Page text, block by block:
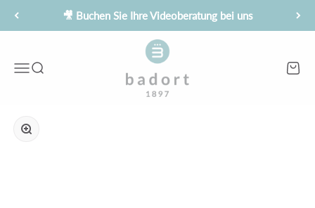
Zum Inhalt springen
🎥 Buchen Sie Ihre Videoberatung bei uns
MenüSuche
Juwelier Badort
Bild vergrößern